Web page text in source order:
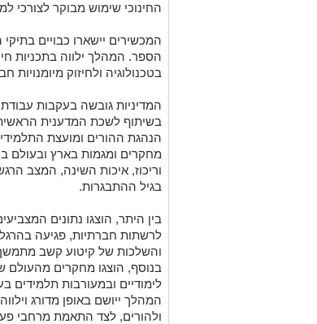
החינוכי שימוש מבוקר לצורכי
המכשירים יישארו כבויים
הספר. המהלך ילווה בתכניות
בטכנולוגיה ולחיזוק מיומנויות
המדיניות גובשה בעקבות
בשיתוף לשכת המדענית
הנהגת ההורים ומועצת
מחקרים ומגמות בארץ ובעולם
וריכוז, איכות השינה, המצב
בגיל ההתבגרות.
בין היתר, הוצגו נתונים
לרשתות חברתיות, פגיעה
והשלכות של קיטוע קשב
בנוסף, הוצגו מחקרים מהעולם
לימודיים ובמעורבות
המהלך ייושם באופן מדורג
ולהורים, לצד התאמת מרחבי